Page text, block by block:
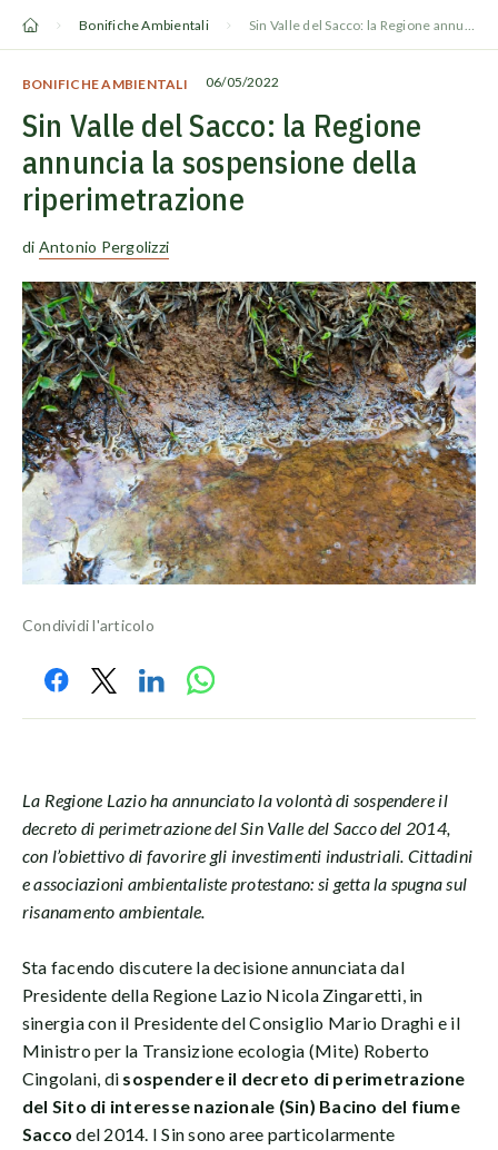
Bonifiche Ambientali Sin Valle del Sacco: la Regione annuncia la sospensione della riperimetrazione
BONIFICHE AMBIENTALI 06/05/2022
Sin Valle del Sacco: la Regione
annuncia la sospensione della
riperimetrazione
di Antonio Pergolizzi
Condividi l'articolo
La Regione Lazio ha annunciato la volontà di sospendere il
decreto di perimetrazione del Sin Valle del Sacco del 2014,
con l’obiettivo di favorire gli investimenti industriali. Cittadini
e associazioni ambientaliste protestano: si getta la spugna sul
risanamento ambientale.
Sta facendo discutere la decisione annunciata dal
Presidente della Regione Lazio Nicola Zingaretti, in
sinergia con il Presidente del Consiglio Mario Draghi e il
Ministro per la Transizione ecologia (Mite) Roberto
Cingolani, di sospendere il decreto di perimetrazione
del Sito di interesse nazionale (Sin) Bacino del fiume
Sacco del 2014. I Sin sono aree particolarmente